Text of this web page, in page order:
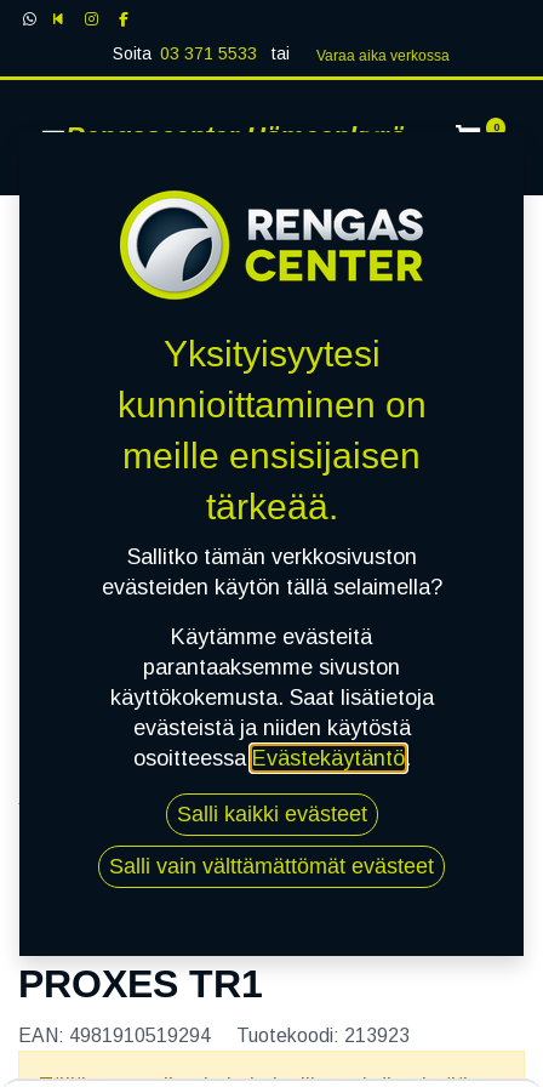
Soita 03 371 5533 tai Varaa aika verk​​​​ossa
Rengascenter Hämeenkyrö 0
195/45R14 77V TOYO PROXES TR1
PROXES TR1
EAN: 4981910519294 Tuotekoodi: 213923
Yksityisyytesi
kunnioittaminen on
meille ensisijaisen
tärkeää.
Sallitko tämän verkkosivuston
evästeiden käytön tällä selaimella?
Käytämme evästeitä
parantaaksemme sivuston
käyttökokemusta. Saat lisätietoja
evästeistä ja niiden käytöstä
osoitteessa Evästekäytäntö.
Salli kaikki evästeet
Salli vain välttämättömät evästeet